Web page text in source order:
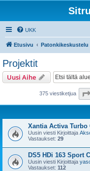
UKK
Etusivu Patonkikeskustelu
Projektit
Uusi Aihe
375 viestiketjua
Xantia Activa Turbo
Uusin viesti Kirjoittaja
Vastaukset: 29
DS5 HDi 163 Sport
Uusin viesti Kirjoittaja
Vastaukset: 112